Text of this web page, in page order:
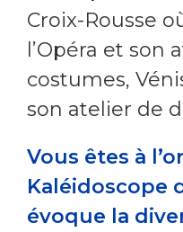
Croix-Rousse
l’Opéra et son
costumes,
son atelier de
Vous êtes à
Kaléidoscope
évoque la